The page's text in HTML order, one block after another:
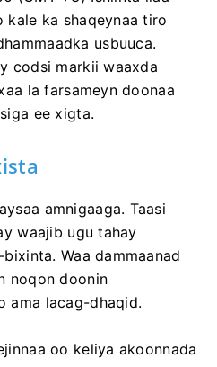
kale ka shaqeynaa tiro
usbuuca.
codsi markii waaxda
la farsameyn doonaa
ee xigta.
amnigaaga. Taasi
waajib ugu tahay
Waa dammaanad
noqon doonin
ama lacag-dhaqid.
oo keliya akoonnada